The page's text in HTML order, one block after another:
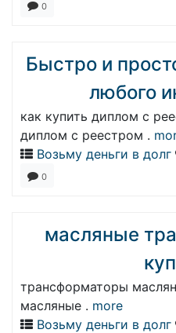
0
Быстро и
любого
как купить диплом с
диплом с реестром .
Возьму деньги в долг
0
масляные
трансформаторы
масляные . more
Возьму деньги в долг